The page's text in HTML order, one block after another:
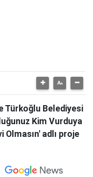
Türkoğlu Belediyesi
Kim Vurduya
Olmasın' adlı proje